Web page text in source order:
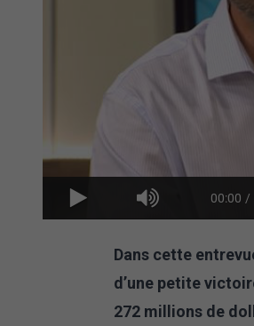
00:00 /
Dans cette
d’une petite
272 millions de